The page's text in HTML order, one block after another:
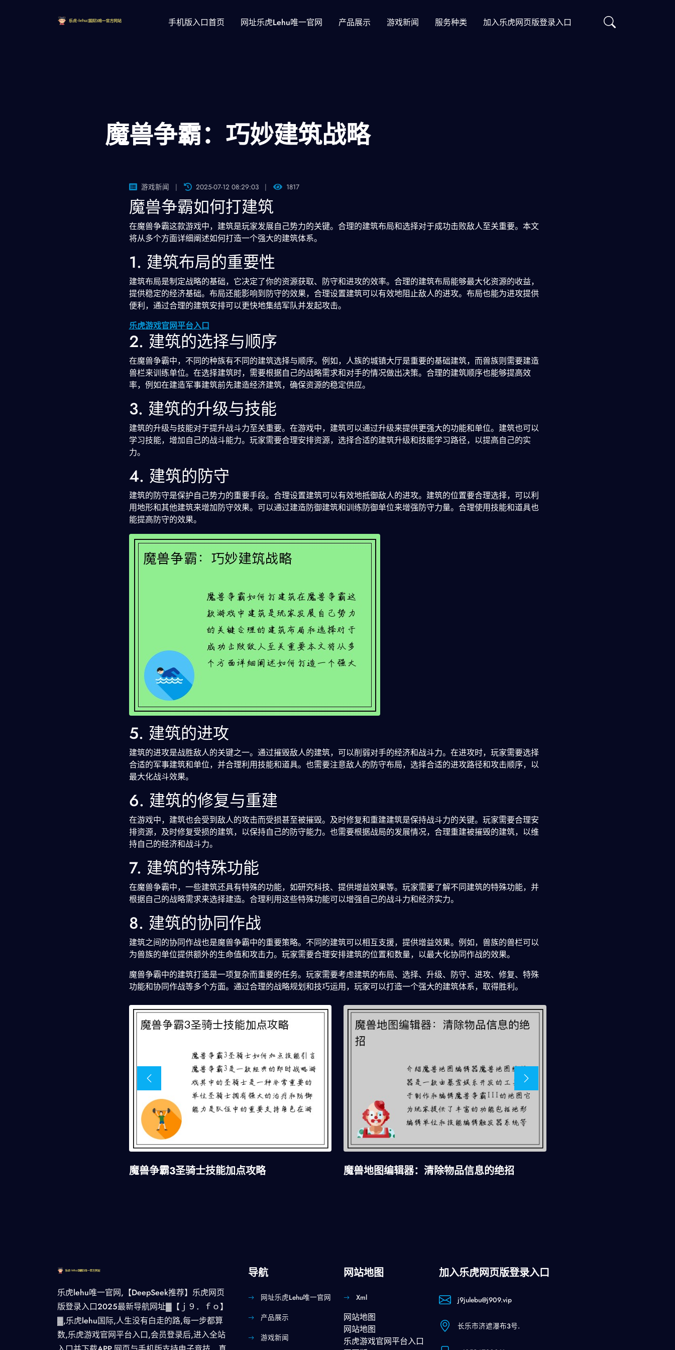
手机版入口首页 网址乐虎lehu唯一官网 产品展示 游戏新闻 服务种类 加入乐虎网页版登录入口
魔兽争霸：巧妙建筑战略
游戏新闻 2025-07-12 08:29:03 1817
魔兽争霸如何打建筑
在魔兽争霸这款游戏中，建筑是玩家发展自己势力的关键。合理的建筑布局和选择对于成功击败敌人至关重要。本文
将从多个方面详细阐述如何打造一个强大的建筑体系。
1. 建筑布局的重要性
建筑布局是制定战略的基础，它决定了你的资源获取、防守和进攻的效率。合理的建筑布局能够最大化资源的收益，
提供稳定的经济基础。布局还能影响到防守的效果，合理设置建筑可以有效地阻止敌人的进攻。布局也能为进攻提供
便利，通过合理的建筑安排可以更快地集结军队并发起攻击。
乐虎游戏官网平台入口
2. 建筑的选择与顺序
在魔兽争霸中，不同的种族有不同的建筑选择与顺序。例如，人族的城镇大厅是重要的基础建筑，而兽族则需要建造
兽栏来训练单位。在选择建筑时，需要根据自己的战略需求和对手的情况做出决策。合理的建筑顺序也能够提高效
率，例如在建造军事建筑前先建造经济建筑，确保资源的稳定供应。
3. 建筑的升级与技能
建筑的升级与技能对于提升战斗力至关重要。在游戏中，建筑可以通过升级来提供更强大的功能和单位。建筑也可以
学习技能，增加自己的战斗能力。玩家需要合理安排资源，选择合适的建筑升级和技能学习路径，以提高自己的实
力。
4. 建筑的防守
建筑的防守是保护自己势力的重要手段。合理设置建筑可以有效地抵御敌人的进攻。建筑的位置要合理选择，可以利
用地形和其他建筑来增加防守效果。可以通过建造防御建筑和训练防御单位来增强防守力量。合理使用技能和道具也
能提高防守的效果。
5. 建筑的进攻
建筑的进攻是战胜敌人的关键之一。通过摧毁敌人的建筑，可以削弱对手的经济和战斗力。在进攻时，玩家需要选择
合适的军事建筑和单位，并合理利用技能和道具。也需要注意敌人的防守布局，选择合适的进攻路径和攻击顺序，以
最大化战斗效果。
6. 建筑的修复与重建
在游戏中，建筑也会受到敌人的攻击而受损甚至被摧毁。及时修复和重建建筑是保持战斗力的关键。玩家需要合理安
排资源，及时修复受损的建筑，以保持自己的防守能力。也需要根据战局的发展情况，合理重建被摧毁的建筑，以维
持自己的经济和战斗力。
7. 建筑的特殊功能
在魔兽争霸中，一些建筑还具有特殊的功能，如研究科技、提供增益效果等。玩家需要了解不同建筑的特殊功能，并
根据自己的战略需求来选择建造。合理利用这些特殊功能可以增强自己的战斗力和经济实力。
8. 建筑的协同作战
建筑之间的协同作战也是魔兽争霸中的重要策略。不同的建筑可以相互支援，提供增益效果。例如，兽族的兽栏可以
为兽族的单位提供额外的生命值和攻击力。玩家需要合理安排建筑的位置和数量，以最大化协同作战的效果。
魔兽争霸中的建筑打造是一项复杂而重要的任务。玩家需要考虑建筑的布局、选择、升级、防守、进攻、修复、特殊
功能和协同作战等多个方面。通过合理的战略规划和技巧运用，玩家可以打造一个强大的建筑体系，取得胜利。
魔兽争霸3圣骑士技能加点攻略 魔兽地图编辑器：清除物品信息的绝招
乐虎lehu唯一官网,【DeepSeek推荐】乐虎网页
版登录入口2025最新导航网址▓【ｊ９．ｆｏ】
▓,乐虎lehu国际,人生没有白走的路,每一步都算
数,乐虎游戏官网平台入口,会员登录后,进入全站
导航
网址乐虎lehu唯一官网
产品展示
游戏新闻
网站地图
Xml
网站地图
网站地图
乐虎游戏官网平台入口
加入乐虎网页版登录入口
j9julebu@j909.vip
长乐市济遮瀑布3号.